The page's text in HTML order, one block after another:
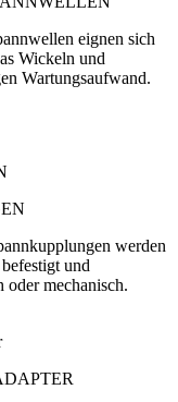
eignen sich
Wickeln und
Wartungsaufwand.
werden
und
oder mechanisch.